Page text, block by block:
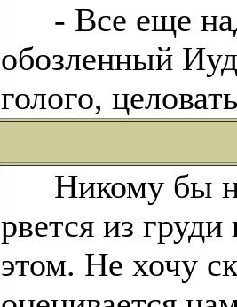
- Все еще
обозленный
голого,
Hикому бы не
рвется из
этом. Hе хочу